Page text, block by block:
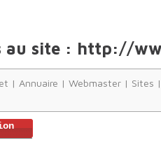
au site : http://
| Annuaire | Webmaster | Sites